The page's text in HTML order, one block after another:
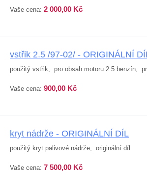
Vaše cena: 2 000,00 Kč
vstřik 2.5 /97-02/ - ORIGINÁLNÍ
použitý vstřik, pro obsah motoru 2.5 benzín,
Vaše cena: 900,00 Kč
kryt nádrže - ORIGINÁLNÍ DÍL
použitý kryt palivové nádrže, originální díl
Vaše cena: 7 500,00 Kč